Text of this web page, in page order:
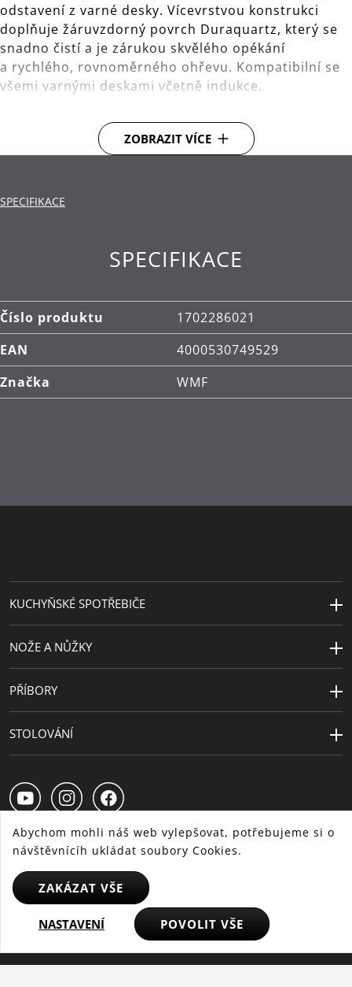
odstavení z varné desky. Vícevrstvou konstrukci
doplňuje žáruvzdorný povrch Duraquartz, který se
snadno čistí a je zárukou skvělého opékání
a rychlého, rovnoměrného ohřevu. Kompatibilní se
všemi varnými deskami včetně indukce.
Dokonalá regulace teploty: Pánev s inovativní
technologií Rapid Heat Control a velmi plochým
Povrch Duraquarz®: Žáruvzdorná třívrstvá
a vysoce kvalitní nerezová ocel Cromargan®:
vnější povrch z nerezové oceli 18/10 pro rychlou
a přesnou reakci na teplo a rovnoměrný rozptyl
tepla
Rukojeť z nerezové oceli: Masivní rukojeť
z nerezové oceli pro dlouhou životnost
ZOBRAZIT VÍCE
SPECIFIKACE
SPECIFIKACE
Číslo produktu
1702286021
EAN
4000530749529
Značka
WMF
KUCHYŇSKÉ SPOTŘEBIČE
NOŽE A NŮŽKY
PŘÍBORY
STOLOVÁNÍ
CS HU
© 2025 WMF - Všechna práva vyhrazena
Abychom mohli náš web vylepšovat, potřebujeme si o
návštěvnícíh ukládat soubory Cookies.
ZAKÁZAT VŠE
NASTAVENÍ POVOLIT VŠE